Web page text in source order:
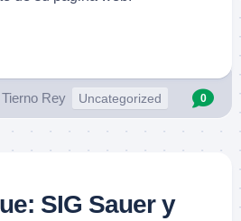
Rey Uncategorized 0
SIG Sauer y